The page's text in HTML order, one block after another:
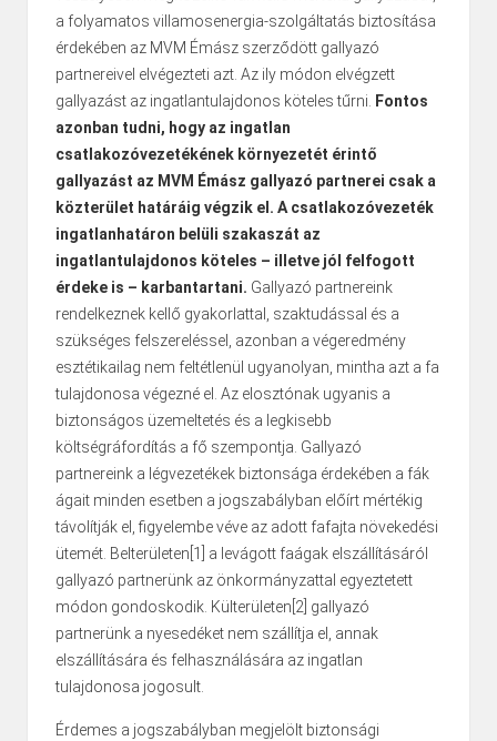
a folyamatos villamosenergia-szolgáltatás biztosítása
érdekében az MVM Émász szerződött gallyazó
partnereivel elvégezteti azt. Az ily módon elvégzett
gallyazást az ingatlantulajdonos köteles tűrni. Fontos
azonban tudni, hogy az ingatlan
csatlakozóvezetékének környezetét érintő
gallyazást az MVM Émász gallyazó partnerei csak a
közterület határáig végzik el. A csatlakozóvezeték
ingatlanhatáron belüli szakaszát az
ingatlantulajdonos köteles – illetve jól felfogott
érdeke is – karbantartani. Gallyazó partnereink
rendelkeznek kellő gyakorlattal, szaktudással és a
szükséges felszereléssel, azonban a végeredmény
esztétikailag nem feltétlenül ugyanolyan, mintha azt a fa
tulajdonosa végezné el. Az elosztónak ugyanis a
biztonságos üzemeltetés és a legkisebb
költségráfordítás a fő szempontja. Gallyazó
partnereink a légvezetékek biztonsága érdekében a fák
ágait minden esetben a jogszabályban előírt mértékig
távolítják el, figyelembe véve az adott fafajta növekedési
ütemét. Belterületen [1] a levágott faágak elszállításáról
gallyazó partnerünk az önkormányzattal egyeztetett
módon gondoskodik. Külterületen [2] gallyazó
partnerünk a nyesedéket nem szállítja el, annak
elszállítására és felhasználására az ingatlan
tulajdonosa jogosult.
Érdemes a jogszabályban megjelölt biztonsági